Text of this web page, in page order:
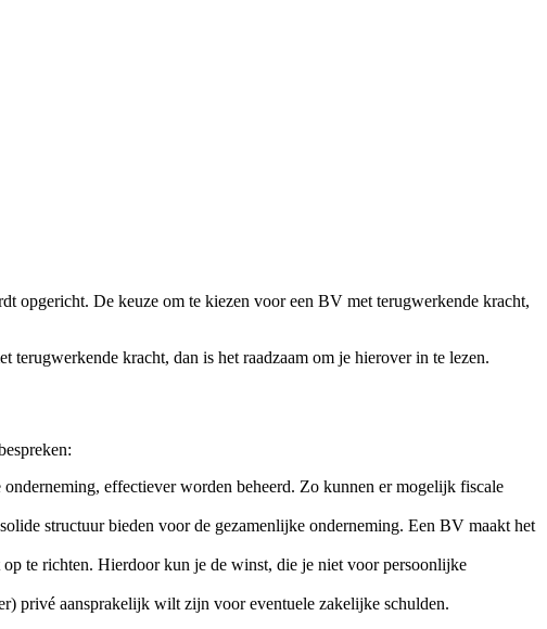
opgericht. De keuze om te kiezen voor een BV met terugwerkende kracht,
kracht, dan is het raadzaam om je hierover in te lezen.
effectiever worden beheerd. Zo kunnen er mogelijk fiscale
structuur bieden voor de gezamenlijke onderneming. Een BV maakt het
te richten. Hierdoor kun je de winst, die je niet voor persoonlijke
privé aansprakelijk wilt zijn voor eventuele zakelijke schulden.